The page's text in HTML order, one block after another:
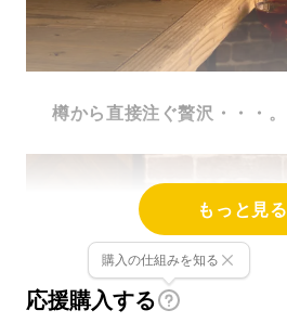
樽から直接注ぐ贅沢・・・。
もっと見る
応援購入する
購入の仕組みを知る